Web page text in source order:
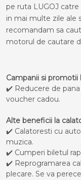
pe ruta LUGOJ catre
in mai multe zile ale
recomandam sa
motorul de cautare
Campanii si promotii
✔️ Reducere de
voucher cadou.
Alte beneficii la
✔️ Calatoresti cu
muzica.
✔️ Cumperi biletul
✔️ Reprogramarea
plecare. Se va